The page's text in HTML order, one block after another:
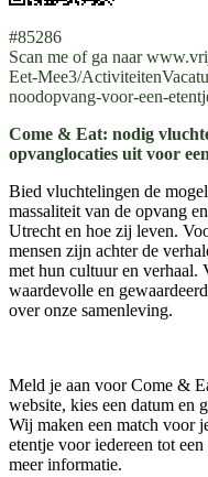
#85286
Scan me of ga naar
Eet-Mee3/
noodopvang-voor-een-
Come & Eat: nodig
opvanglocaties uit voor
Bied vluchtelingen de
massaliteit van de opvang
Utrecht en hoe zij leven.
mensen zijn achter de
met hun cultuur en verhaal.
waardevolle en
over onze samenleving.
Meld je aan voor Come &
website, kies een datum en
Wij maken een match voor
etentje voor iedereen tot
meer informatie.